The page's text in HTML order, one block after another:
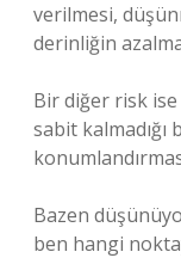
verilmesi,
derinliğin
Bir diğer risk
sabit kalmadığı
Bazen
ben hangi